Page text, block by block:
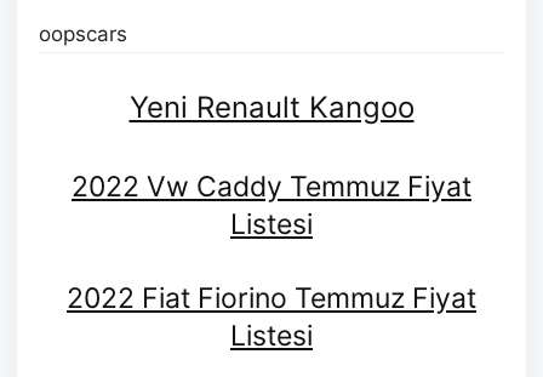
oopscars
Yeni Renault Kangoo
2022 Vw Caddy Temmuz Fiyat
Listesi
2022 Fiat Fiorino Temmuz Fiyat
Listesi